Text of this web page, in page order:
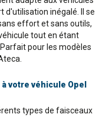
inégalé. Il se
effort et sans outils,
tout en étant
pour les modèles
votre véhicule Opel
types de faisceaux